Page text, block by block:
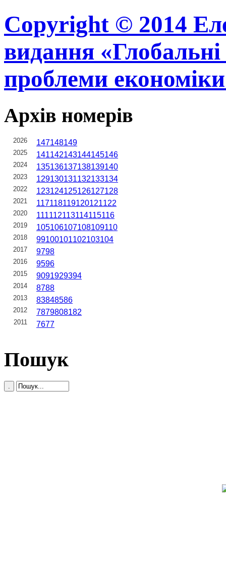
Copyright © 2014
видання «Глобальні
проблеми
Архів номерів
2026 147148149
2025 141142143144145146
2024 135136137138139140
2023 129130131132133134
2022 123124125126127128
2021 117118119120121122
2020 111112113114115116
2019 105106107108109110
2018 99100101102103104
2017 9798
2016 9596
2015 9091929394
2014 8788
2013 83848586
2012 7879808182
2011 7677
Пошук